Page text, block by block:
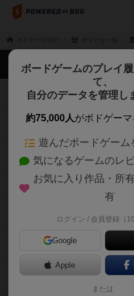
ボードゲームのプレイ
て、
自分のデータを管理し
約75,000人がボドゲーマ
遊んだボードゲーム
気になるゲームのレ
お気に入り作品・所
有
ログイン / 会員登録（10
Google
Apple
または
ボドゲーマTOP
ボードゲームを検索する
ボードゲームの新着レビ
ボードゲーム会情報
メカニクス特集
掲示板・トピックス
ボドとも・会員一覧
ボードゲーム業界コラム